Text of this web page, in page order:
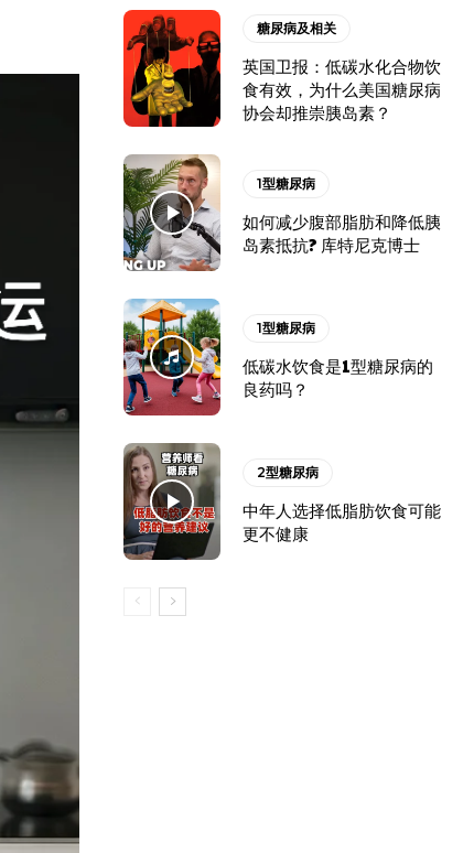
糖尿病及相关
英国卫报：低碳水化合物饮
食有效，为什么美国糖尿病
协会却推崇胰岛素？
1型糖尿病
如何减少腹部脂肪和降低胰
岛素抵抗? 库特尼克博士
1型糖尿病
低碳水饮食是1型糖尿病的
良药吗？
2型糖尿病
中年人选择低脂肪饮食可能
更不健康